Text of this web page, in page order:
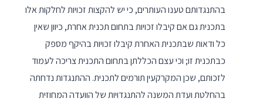
בהתנגדותם טענו העותרים, כי יש להקצות זכויות לחלקות אלו
בתכנית גם אם קיבלו זכויות בתחום תכנית אחרת, כיוון שאין
כל ודאות שבתכנית האחרת קיבלו זכויות בהיקף מספק
כבתכנית זו; וכי עצם הכללתן בתחום התכנית צריכה לעמוד
לזכותם, שכן המקרקעין תורמים לתכנית. ההתנגדות נדחתה
בהחלטת ועדת המשנה להתנגדויות של הוועדה המחוזית